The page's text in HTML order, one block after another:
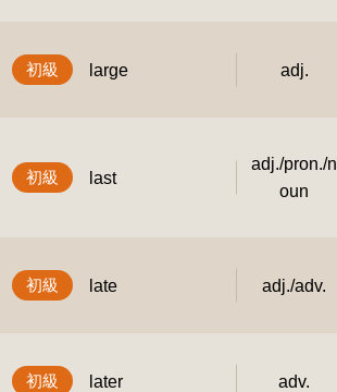
初級 large adj.
初級 last
adj./pron./n
oun
初級 late adj./adv.
初級 later adv.